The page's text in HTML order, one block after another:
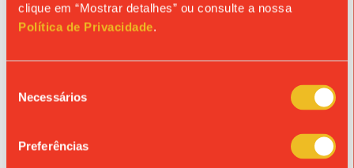
clique em “Mostrar detalhes” ou consulte a nossa
Política de Privacidade.
Necessários
Preferências
Este site utiliza diferentes tipos de cookies. Alguns cookies
são colocados por serviços independentes que aparecem nas
consentimento da Declaração de Cookies no nosso website.
Saiba mais sobre quem somos, como pode contactar-nos e
Privacidade.